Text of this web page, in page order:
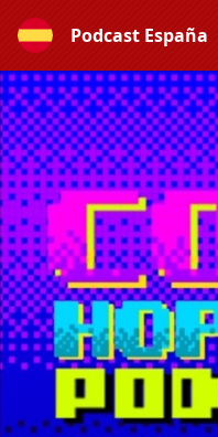
Podcast España